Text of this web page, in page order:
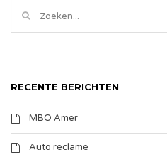
RECENTE BERICHTEN
MBO Amer
Auto reclame